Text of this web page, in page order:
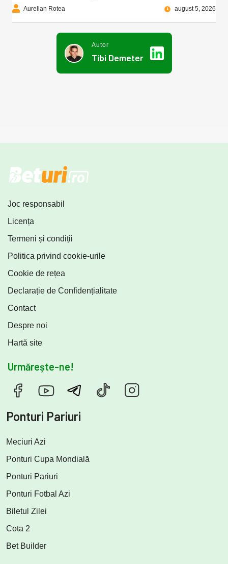
Aurelian Rotea august 5, 2026
Autor
Tibi Demeter
Joc responsabil
Licența
Termeni și condiții
Politica privind cookie-urile
Cookie de rețea
Declarație de Confidențialitate
Contact
Despre noi
Hartă site
Urmărește-ne!
Ponturi Pariuri
Meciuri Azi
Ponturi Cupa Mondială
Ponturi Pariuri
Ponturi Fotbal Azi
Biletul Zilei
Cota 2
Bet Builder